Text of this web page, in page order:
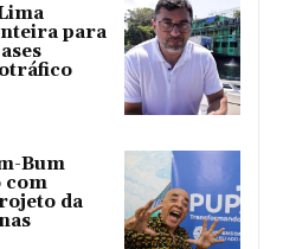
para
Bum
com
da